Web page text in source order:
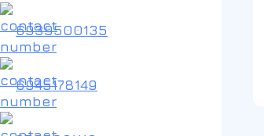
6939500135
6945178149